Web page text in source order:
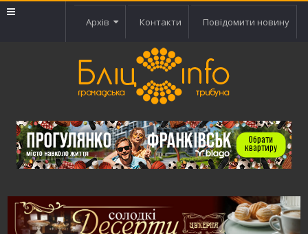
Архів Контакти Повідомити новину